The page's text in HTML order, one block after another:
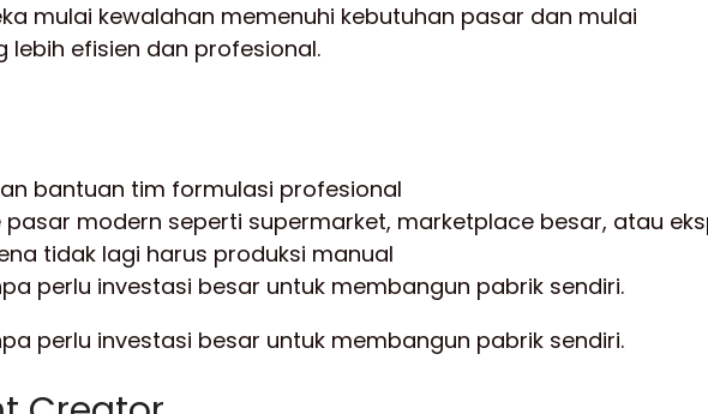
mulai kewalahan memenuhi kebutuhan pasar dan mulai
efisien dan profesional.
bantuan tim formulasi profesional
pasar modern seperti supermarket, marketplace besar, atau
tidak lagi harus produksi manual
perlu investasi besar untuk membangun pabrik sendiri.
perlu investasi besar untuk membangun pabrik sendiri.